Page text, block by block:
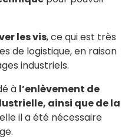
les vis, ce qui est très
de logistique, en raison
industriels.
à l’enlèvement de
ainsi que de la
il a été nécessaire